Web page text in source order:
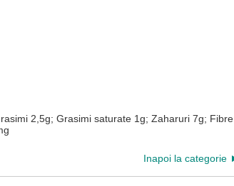
2,5g; Grasimi saturate 1g; Zaharuri 7g; Fibre
Inapoi la categorie